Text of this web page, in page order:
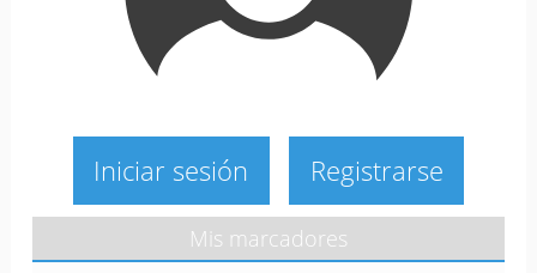
Iniciar sesión Registrarse
Mis marcadores